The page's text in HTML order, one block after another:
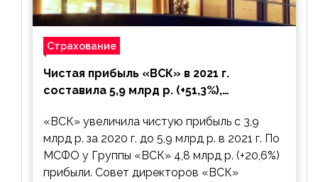
Страхование
Чистая прибыль «ВСК» в 2021 г.
составила 5,9 млрд р. (+51,3%),
выплачивать
«ВСК» увеличила чистую прибыль с 3,9
млрд р. за 2020 г. до 5,9 млрд р. в 2021 г. По
МСФО у Группы «ВСК» 4,8 млрд р. (+20,6%)
прибыли. Совет директоров «ВСК»